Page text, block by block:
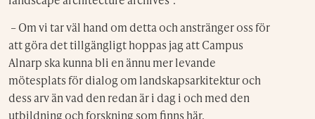
– Om vi tar väl hand om detta och anstränger oss för
att göra det tillgängligt hoppas jag att Campus
Alnarp ska kunna bli en ännu mer levande
mötesplats för dialog om landskapsarkitektur och
dess arv än vad den redan är i dag i och med den
utbildning och forskning som finns här.